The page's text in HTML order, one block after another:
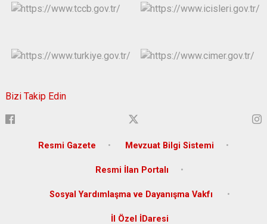
Bizi Takip Edin
Resmi Gazete Mevzuat Bilgi Sistemi
Resmi İlan Portalı
Sosyal Yardımlaşma ve Dayanışma Vakfı
İl Özel İDaresi